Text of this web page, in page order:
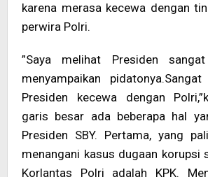
karena merasa kecewa dengan
perwira Polri.
”Saya melihat Presiden
menyampaikan
Presiden kecewa dengan
garis besar ada beberapa hal
Presiden SBY. Pertama, yang
menangani kasus dugaan korupsi
Korlantas Polri adalah KPK.